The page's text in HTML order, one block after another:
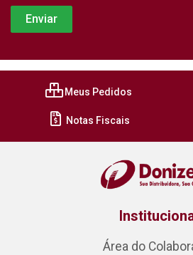
Meus Pedidos
Notas Fiscais
Área do